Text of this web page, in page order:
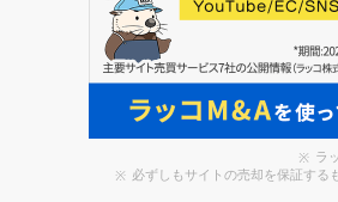
ラ
必ずしもサイトの売却を保証する